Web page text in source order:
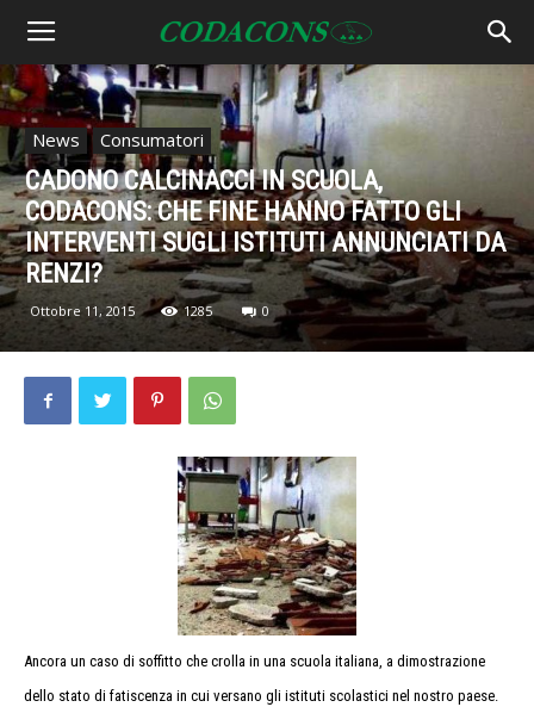
News Consumatori
CADONO CALCINACCI IN SCUOLA,
CODACONS: CHE FINE HANNO FATTO GLI
INTERVENTI SUGLI ISTITUTI ANNUNCIATI DA
RENZI?
Ottobre 11, 2015 1285 0
Ancora un caso di soffitto che crolla in una scuola italiana, a dimostrazione
dello stato di fatiscenza in cui versano gli istituti scolastici nel nostro paese.